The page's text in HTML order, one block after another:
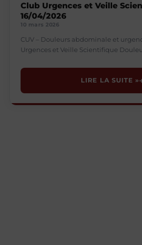
Club Urgences et Veille
16/04/2026
10 mars 2026
CUV – Douleurs abdominale et
Urgences et Veille Scientifique
échanges de pratiques
LIRE LA SUITE »